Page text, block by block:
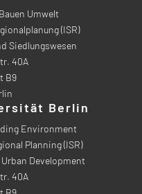
Umwelt
(ISR)
Siedlungswesen
40A
B9
Berlin
Environment
Planning (ISR)
Development
40A